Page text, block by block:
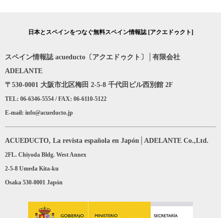
日本とスペインをつなぐ無料スペイン情報誌 [アクエドゥクト]
スペイン情報誌 acueducto〔アクエドゥクト〕│有限会社
ADELANTE
〒530-0001 大阪市北区梅田 2-5-8 千代田ビル西別館 2F
TEL: 06-6346-5554 / FAX: 06-6110-5122
E-mail: info@acueducto.jp
ACUEDUCTO, La revista española en Japón│ADELANTE Co.,Ltd.
2FL. Chiyoda Bldg. West Annex
2-5-8 Umeda Kita-ku
Osaka 530-0001 Japón